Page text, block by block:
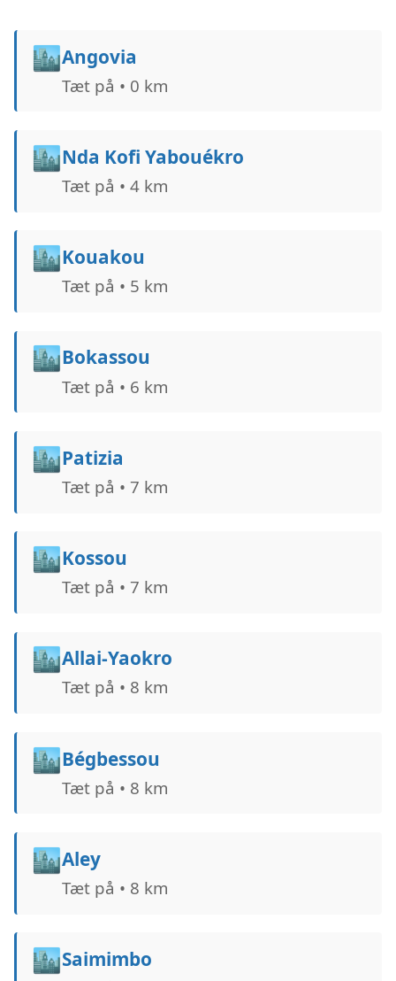
🏙️Angovia
Tæt på • 0 km
🏙️Nda Kofi Yabouékro
Tæt på • 4 km
🏙️Kouakou
Tæt på • 5 km
🏙️Bokassou
Tæt på • 6 km
🏙️Patizia
Tæt på • 7 km
🏙️Kossou
Tæt på • 7 km
🏙️Allai-Yaokro
Tæt på • 8 km
🏙️Bégbessou
Tæt på • 8 km
🏙️Aley
Tæt på • 8 km
🏙️Saimimbo